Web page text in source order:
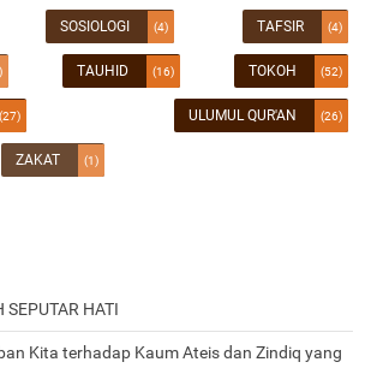
SOSIOLOGI (4) TAFSIR (4)
TAUHID (16) TOKOH (52)
(27) ULUMUL QUR'AN (26)
ZAKAT (1)
SEPUTAR HATI
Kita terhadap Kaum Ateis dan Zindiq yang